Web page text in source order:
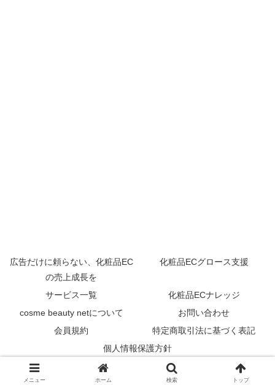
広告だけに頼らない、化粧品EC
の売上成長を
化粧品ECグロース支援
サービス一覧
化粧品ECナレッジ
cosme beauty netについて
お問い合わせ
会員規約
特定商取引法に基づく表記
個人情報保護方針
© 2025 cosme-beauty.net.
メニュー ホーム 検索 トップ